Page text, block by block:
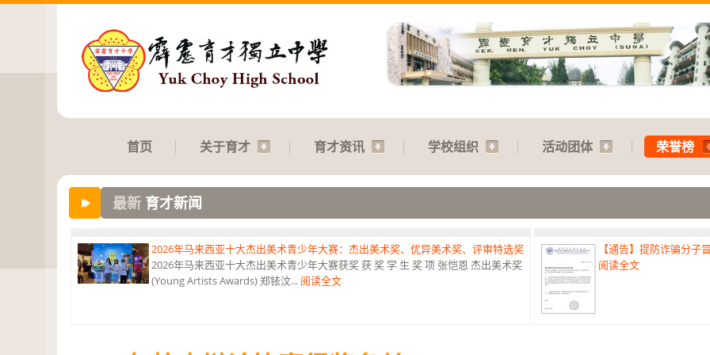
首页 关于育才 育才资讯 学校组织 活动团体 荣誉榜
最新 育才新闻
恭贺本校庄浩霖同学荣获第六届“中华翰墨情”佛港澳台侨中小学生书法比赛最高荣誉
2026年马来西亚十大杰出美术青少年大赛：杰出美术奖、优异美术奖、评审特选奖
2026年马来西亚十大杰出美术青少年大赛获奖 获 奖 学 生 奖 项 张恺恩 杰出美术奖
(Young Artists Awards) 郑铱汶... 阅读全文
【通告】提防诈骗分子
阅读全文